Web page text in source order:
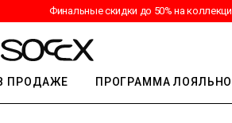
Финальные скидки до 50% на
ПРОДАЖЕ ПРОГРАММА